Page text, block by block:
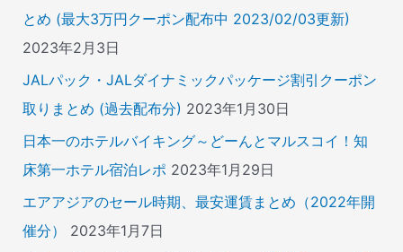
とめ (最大3万円クーポン配布中 2023/02/03更新)
2023年2月3日
JALパック・JALダイナミックパッケージ割引クーポン
取りまとめ (過去配布分) 2023年1月30日
日本一のホテルバイキング～どーんとマルスコイ！知
床第一ホテル宿泊レポ 2023年1月29日
エアアジアのセール時期、最安運賃まとめ（2022年開
催分）
2023年1月7日